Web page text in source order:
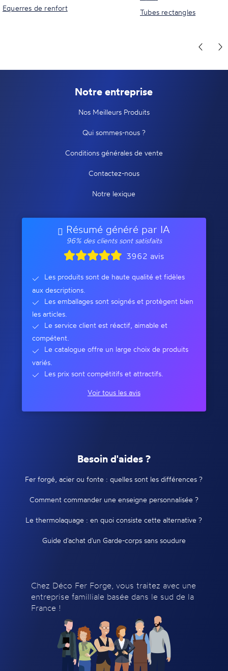
Equerres de renfort
Tubes rectangles
Notre entreprise
Nos Meilleurs Produits
Qui sommes-nous ?
Conditions générales de vente
Contactez-nous
Notre lexique
Résumé généré par IA
96% des clients sont satisfaits
3962 avis
Les produits sont de haute qualité et fidèles
aux descriptions.
Les emballages sont soignés et protègent bien
les articles.
Le service client est réactif, aimable et
compétent.
Le catalogue offre un large choix de produits
variés.
Les prix sont compétitifs et attractifs.
Voir tous les avis
Besoin d'aides ?
Fer forgé, acier ou fonte : quelles sont les différences ?
Comment commander une enseigne personnalisée ?
Le thermolaquage : en quoi consiste cette alternative ?
Guide d'achat d'un Garde-corps sans soudure
Chez Déco Fer Forge, vous traitez avec une
entreprise familliale basée dans le sud de la
France !